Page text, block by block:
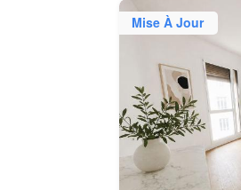
Mise À Jour